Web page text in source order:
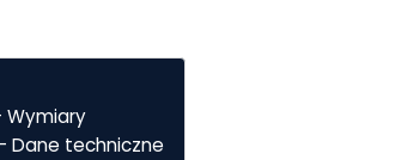
Wymiary
Dane techniczne